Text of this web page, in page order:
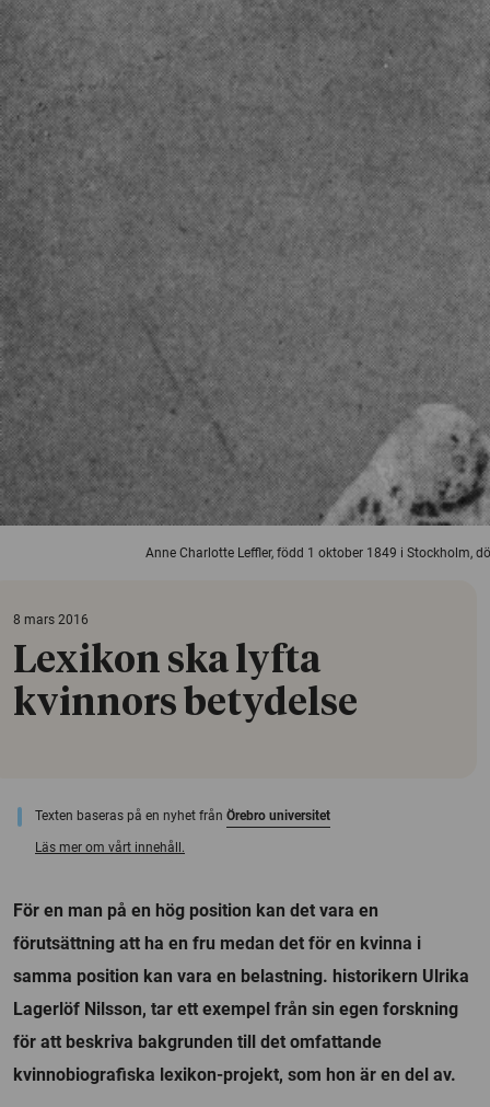
Anne Charlotte Leffler, född 1 oktober 1849 i Stockholm,
8 mars 2016
Lexikon ska lyfta
kvinnors betydelse
Texten baseras på en nyhet från Örebro universitet
Läs mer om vårt innehåll.
För en man på en hög position kan det vara en
förutsättning att ha en fru medan det för en kvinna i
samma position kan vara en belastning. historikern Ulrika
Lagerlöf Nilsson, tar ett exempel från sin egen forskning
för att beskriva bakgrunden till det omfattande
kvinnobiografiska lexikon-projekt, som hon är en del av.